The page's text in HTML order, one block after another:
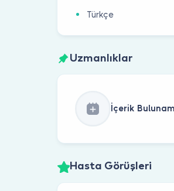
Türkçe
Uzmanlıklar
İçerik
Hasta Görüşleri